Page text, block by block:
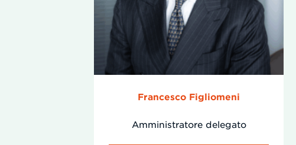
Francesco Figliomeni
Amministratore delegato